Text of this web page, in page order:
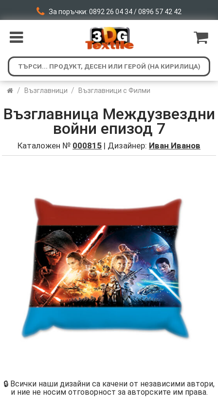
За поръчки: 0892 26 04 34 / 0896 57 42 42
/ Възглавници / Възглавници с Филми
Възглавница Междузвездни
войни епизод 7
Каталожен № 000815 | Дизайнер: Иван Иванов
🔒 Всички наши дизайни са качени от независими автори,
и ние не носим отговорност за авторските им права.